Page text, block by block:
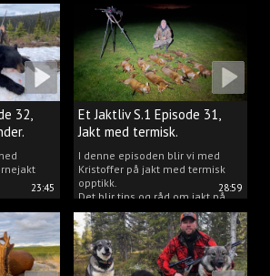
23:45
32,
28:59
Et Jaktliv S.1 Episode 31,
Jakt med termisk.
I denne episoden blir vi med
Kristoffer på jakt med termisk
opptikk.
Det blir tips og råd om jakt på
både rev, villsvin og hjort og
masse jakt.